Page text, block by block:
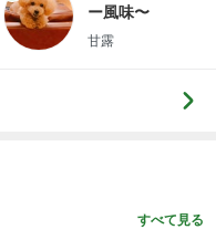
ー風味〜
甘露
すべて見る